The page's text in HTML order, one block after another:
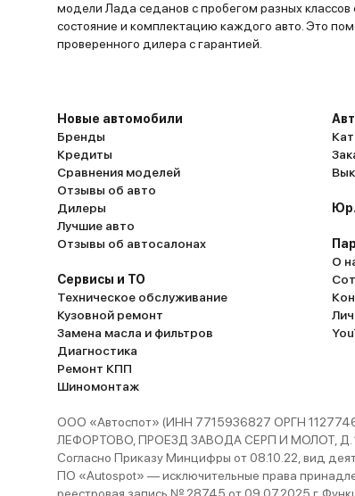
модели Лада седанов с пробегом разных
состояние и комплектацию каждого авто. Это
проверенного дилера с гарантией.
Новые автомобили
Бренды
Кредиты
Сравнения моделей
Отзывы об авто
Дилеры
Лучшие авто
Отзывы об автосалонах
Сервисы и ТО
Техническое обслуживание
Кузовной ремонт
Замена масла и фильтров
Диагностика
Ремонт КПП
Шиномонтаж
О
ООО «Автоспот» (ИНН 7715936827 ОРГН
ЛЕФОРТОВО, ПРОЕЗД ЗАВОДА СЕРП И МОЛОТ, Д.
Согласно Приказу Минцифры от 08.10.22, вид
ПО «Autospot» — исключительные права